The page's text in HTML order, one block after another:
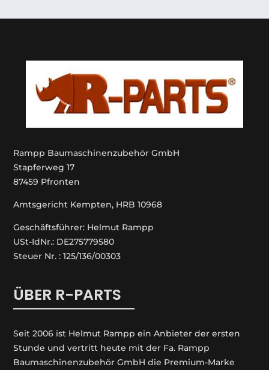
Rampp Baumaschinenzubehör GmbH
Stapferweg 17
87459 Pfronten
Amtsgericht Kempten, HRB 10968
Geschäftsführer: Helmut Rampp
USt-IdNr.: DE275779580
Steuer Nr. : 125/136/00303
ÜBER R-PARTS
Seit 2006 ist Helmut Rampp ein An­bieter der ersten
Stunde und vertritt heute mit der Fa. Rampp
Baumaschinenzubehör GmbH die Premium-Marke